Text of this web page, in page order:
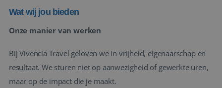
Wat wij jou bieden
Onze manier van werken
Bij Vivencia Travel geloven we in vrijheid, eigenaarschap en
resultaat. We sturen niet op aanwezigheid of gewerkte uren,
maar op de impact die je maakt.